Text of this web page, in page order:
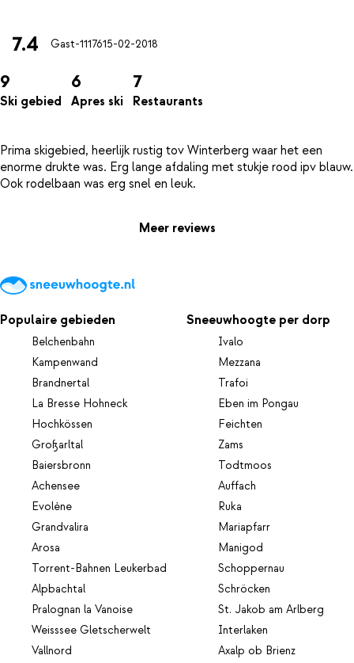
7.4 Gast-1117615-02-2018
9
Ski gebied
6
Apres ski
7
Restaurants
Prima skigebied, heerlijk rustig tov Winterberg waar het een
enorme drukte was. Erg lange afdaling met stukje rood ipv blauw.
Meer reviews
Populaire gebieden
Belchenbahn
Kampenwand
Brandnertal
La Bresse Hohneck
Hochkössen
Großarltal
Baiersbronn
Achensee
Evolène
Grandvalira
Arosa
Torrent-Bahnen Leukerbad
Alpbachtal
Pralognan la Vanoise
Weisssee Gletscherwelt
Vallnord
Sneeuwhoogte per dorp
Ivalo
Mezzana
Trafoi
Eben im Pongau
Feichten
Zams
Todtmoos
Auffach
Ruka
Mariapfarr
Manigod
Schoppernau
Schröcken
St. Jakob am Arlberg
Interlaken
Axalp ob Brienz